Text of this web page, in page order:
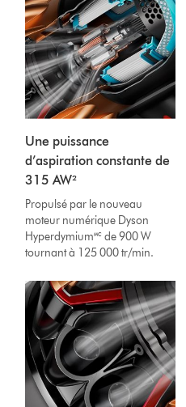
Une puissance
d’aspiration constante de
315 AW²
Propulsé par le nouveau
moteur numérique Dyson
Hyperdymium🅪 de 900 W
tournant à 125 000 tr/min.